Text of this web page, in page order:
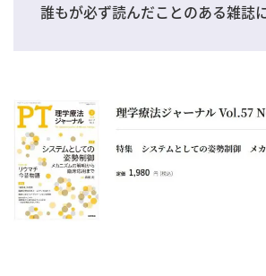
誰もが必ず読んだことのある雑誌